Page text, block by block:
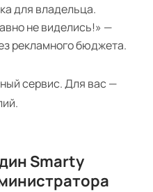
для владельца.
не виделись!» —
рекламного бюджета.
сервис. Для вас —
Smarty